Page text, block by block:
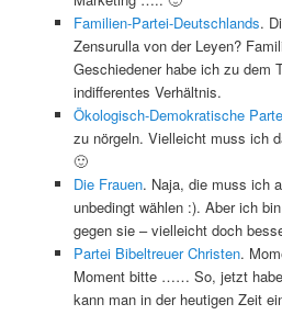
Familien-Partei-Deutschlands.
Zensurulla von der Leyen?
Geschiedener habe ich zu dem
indifferentes Verhältnis.
Ökologisch-Demokratische
zu nörgeln. Vielleicht muss ich
🙂
Die Frauen. Naja, die muss ich
unbedingt wählen :). Aber ich
gegen sie – vielleicht doch
Partei Bibeltreuer Christen.
Moment bitte …… So, jetzt
kann man in der heutigen Zeit